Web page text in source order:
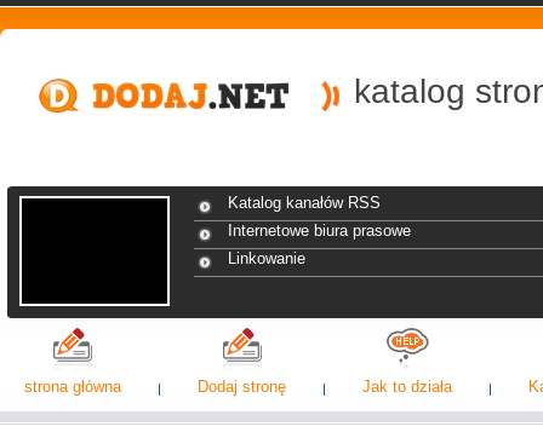
katalog
Katalog kanałów RSS
Internetowe biura prasowe
Linkowanie
strona główna Dodaj stronę Jak to działa